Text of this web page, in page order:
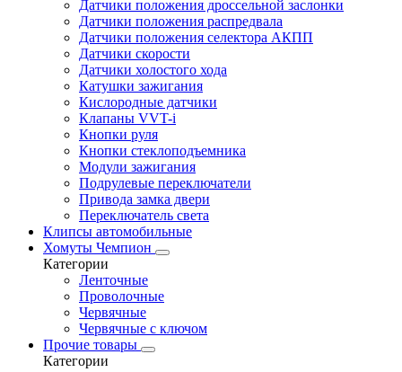
Датчики положения дроссельной заслонки
Датчики положения распредвала
Датчики положения селектора АКПП
Датчики скорости
Датчики холостого хода
Катушки зажигания
Кислородные датчики
Клапаны VVT-i
Кнопки руля
Кнопки стеклоподъемника
Модули зажигания
Подрулевые переключатели
Привода замка двери
Переключатель света
Клипсы автомобильные
Хомуты Чемпион
Категории
Ленточные
Проволочные
Червячные
Червячные с ключом
Прочие товары
Категории